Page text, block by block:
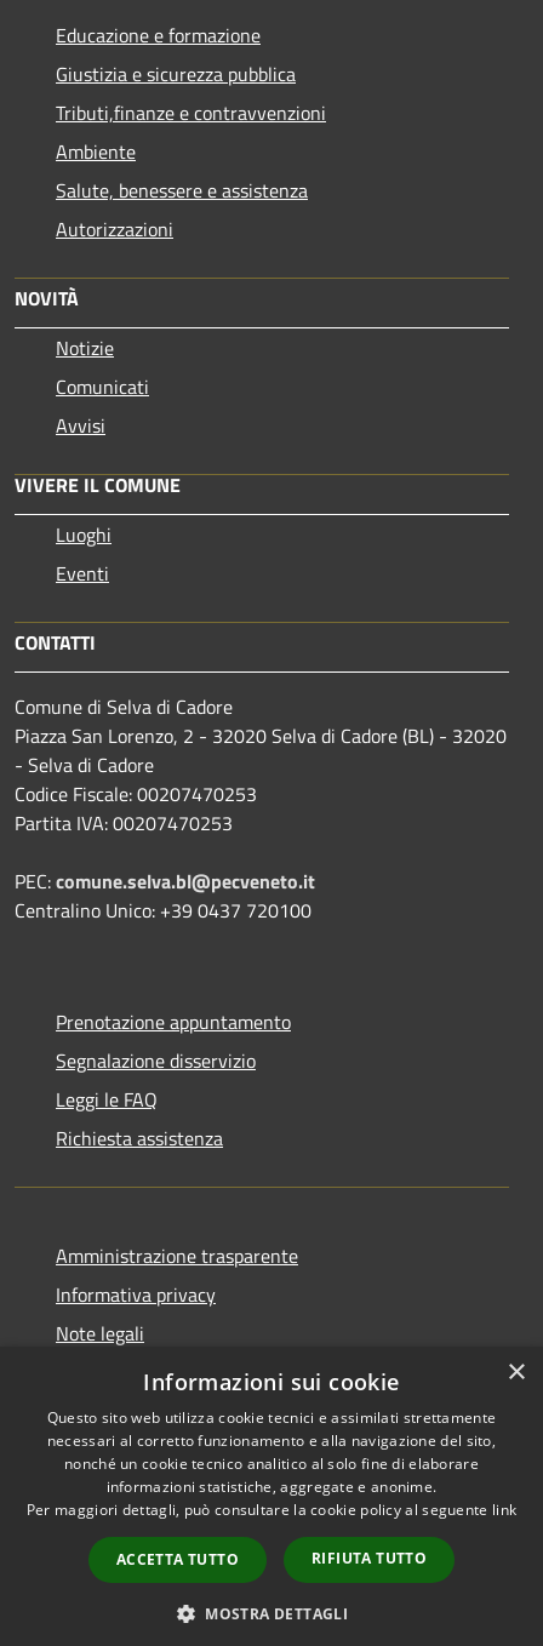
Educazione e formazione
Giustizia e sicurezza pubblica
Tributi,finanze e contravvenzioni
Ambiente
Salute, benessere e assistenza
Autorizzazioni
NOVITÀ
Notizie
Comunicati
Avvisi
VIVERE IL COMUNE
Luoghi
Eventi
CONTATTI
Comune di Selva di Cadore
Piazza San Lorenzo, 2 - 32020 Selva di Cadore (BL) - 32020
- Selva di Cadore
Codice Fiscale: 00207470253
Partita IVA: 00207470253
PEC:comune.selva.bl@pecveneto.it
Centralino Unico: +39 0437 720100
Prenotazione appuntamento
Segnalazione disservizio
Leggi le FAQ
Richiesta assistenza
Amministrazione trasparente
Informativa privacy
Note legali
Dichiarazione di accessibilità
Accessibilità
Copyright © 2026 • Comune di
Selva di Cadore • Powered by
Municipium•
Accesso
redazione
×
Informazioni sui cookie
Questo sito web utilizza cookie tecnici e assimilati strettamente
necessari al corretto funzionamento e alla navigazione del sito,
nonché un cookie tecnico analitico al solo fine di elaborare
informazioni statistiche, aggregate e anonime.
Per maggiori dettagli, può consultare la cookie policy al seguente link
ACCETTA TUTTO RIFIUTA TUTTO
MOSTRA DETTAGLI